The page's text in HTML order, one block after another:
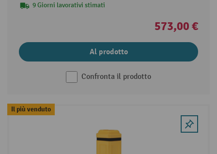
9 Giorni lavorativi stimati
573,00 €
Al prodotto
Confronta il prodotto
Il più venduto